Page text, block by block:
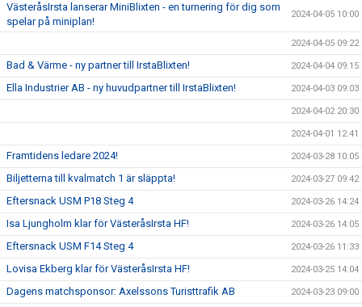
VästeråsIrsta lanserar MiniBlixten - en turnering för dig som
spelar på miniplan!
2024-04-05 10:00
2024-04-05 09:22
Bad & Värme - ny partner till IrstaBlixten! 2024-04-04 09:15
Ella Industrier AB - ny huvudpartner till IrstaBlixten! 2024-04-03 09:03
2024-04-02 20:30
2024-04-01 12:41
Framtidens ledare 2024! 2024-03-28 10:05
Biljetterna till kvalmatch 1 är släppta! 2024-03-27 09:42
Eftersnack USM P18 Steg 4 2024-03-26 14:24
Isa Ljungholm klar för VästeråsIrsta HF! 2024-03-26 14:05
Eftersnack USM F14 Steg 4 2024-03-26 11:33
Lovisa Ekberg klar för VästeråsIrsta HF! 2024-03-25 14:04
Dagens matchsponsor: Axelssons Turisttrafik AB 2024-03-23 09:00